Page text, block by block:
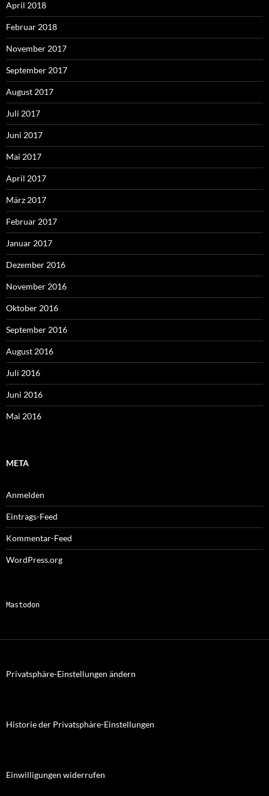
April 2018
Februar 2018
November 2017
September 2017
August 2017
Juli 2017
Juni 2017
Mai 2017
April 2017
März 2017
Februar 2017
Januar 2017
Dezember 2016
November 2016
Oktober 2016
September 2016
August 2016
Juli 2016
Juni 2016
Mai 2016
META
Anmelden
Eintrags-Feed
Kommentar-Feed
WordPress.org
Mastodon
Privatsphäre-Einstellungen ändern
Historie der Privatsphäre-Einstellungen
Einwilligungen widerrufen